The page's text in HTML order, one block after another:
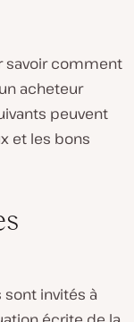
savoir comment
acheteur
peuvent
et les bons
invités à